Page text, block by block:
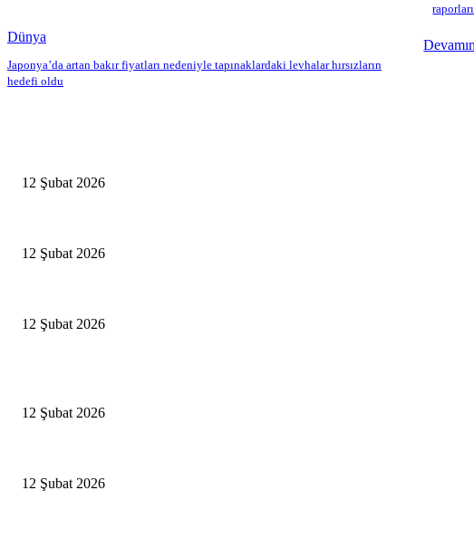
Dünya
Japonya’da artan bakır fiyatları nedeniyle tapınaklardaki levhalar hırsızların
hedefi oldu
12 Şubat 2026
12 Şubat 2026
12 Şubat 2026
12 Şubat 2026
12 Şubat 2026